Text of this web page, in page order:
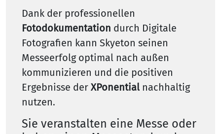
Dank der professionellen
Fotodokumentation durch Digitale
Fotografien kann Skyeton seinen
Messeerfolg optimal nach außen
kommunizieren und die positiven
Ergebnisse der XPonential nachhaltig
nutzen.
Sie veranstalten eine Messe oder